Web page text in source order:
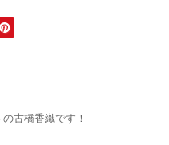
古橋香織です！